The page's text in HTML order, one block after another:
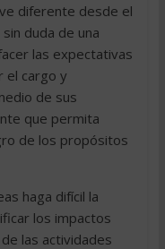
diferente desde el
duda de una
las expectativas
el cargo y
de sus
que permita
de los propósitos
haga difícil la
los impactos
las actividades